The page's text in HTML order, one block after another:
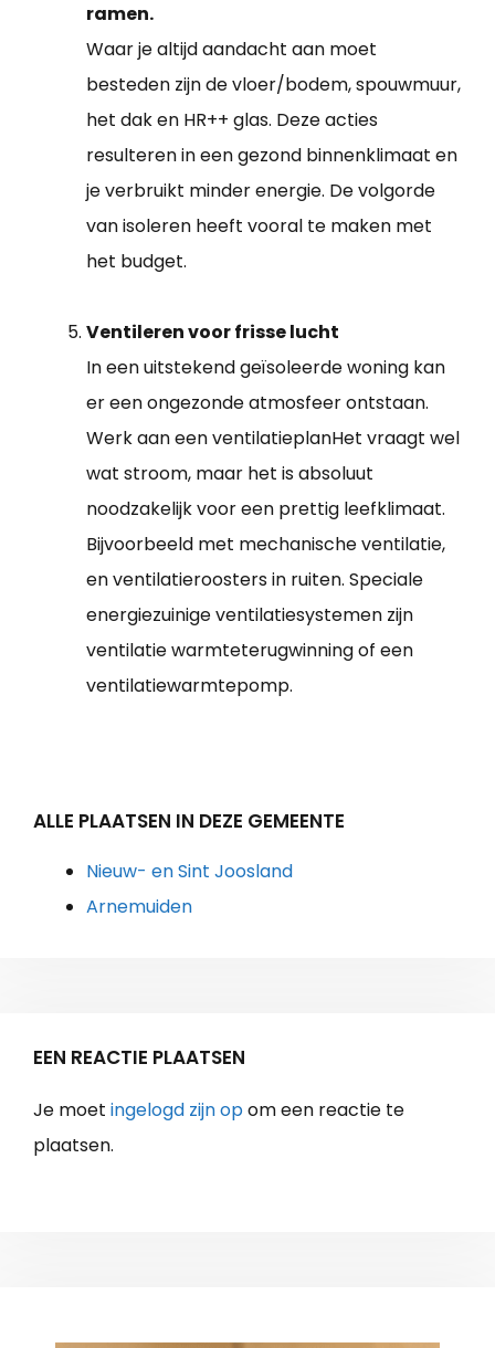
ramen.
Waar je altijd aandacht aan moet
besteden zijn de vloer/bodem, spouwmuur,
het dak en HR++ glas. Deze acties
resulteren in een gezond binnenklimaat en
je verbruikt minder energie. De volgorde
van isoleren heeft vooral te maken met
het budget.
Ventileren voor frisse lucht
In een uitstekend geïsoleerde woning kan
er een ongezonde atmosfeer ontstaan.
Werk aan een ventilatieplanHet vraagt wel
wat stroom, maar het is absoluut
noodzakelijk voor een prettig leefklimaat.
Bijvoorbeeld met mechanische ventilatie,
en ventilatieroosters in ruiten. Speciale
energiezuinige ventilatiesystemen zijn
ventilatie warmteterugwinning of een
ventilatiewarmtepomp.
ALLE PLAATSEN IN DEZE GEMEENTE
Nieuw- en Sint Joosland
Arnemuiden
EEN REACTIE PLAATSEN
Je moet ingelogd zijn opom een reactie te
plaatsen.